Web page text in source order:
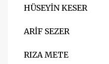
HÜSEYİN KESER
ARİF SEZER
RIZA METE